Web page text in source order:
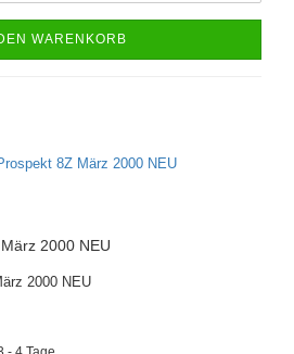
WARENKORB
2000 NEU
2000 NEU